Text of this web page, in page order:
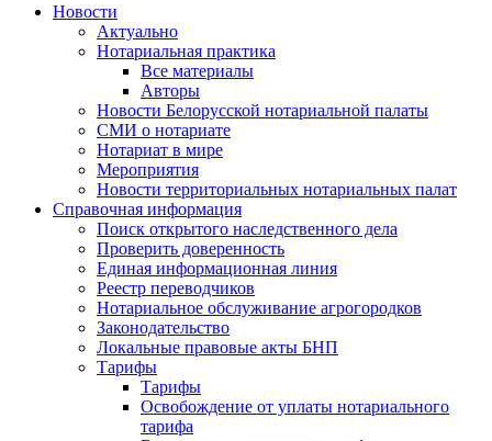
Новости
Актуально
Нотариальная практика
Все материалы
Авторы
Новости Белорусской нотариальной палаты
СМИ о нотариате
Нотариат в мире
Мероприятия
Новости территориальных нотариальных палат
Справочная информация
Поиск открытого наследственного дела
Проверить доверенность
Единая информационная линия
Реестр переводчиков
Нотариальное обслуживание агрогородков
Законодательство
Локальные правовые акты БНП
Тарифы
Тарифы
Освобождение от уплаты нотариального
тарифа